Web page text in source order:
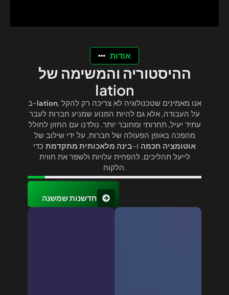
אודות
ההיסטוריה והמשימה של
Iation
ב-Iation, אנו מאמינים שטכנולוגיה לא צריכה רק להקל
על העבודה, אלא גם להיות המנוע שמניע חברות לעבר
עתיד יעיל, תחרותי ומחובר יותר. נולדנו עם החזון לחולל
מהפכה באופן הפעולה של חברות, על ידי שילוב של
אוטומציה חכמה ו-בינה מלאכותית מתקדמת כדי
לייעל תהליכים, להפחית עלויות ולשפר את חווית
הלקוח.
חדשנות שמשנה